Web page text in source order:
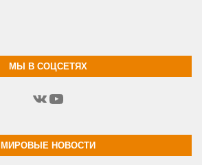
МЫ В СОЦСЕТЯХ
ВКонтакте
YouTube
МИРОВЫЕ НОВОСТИ